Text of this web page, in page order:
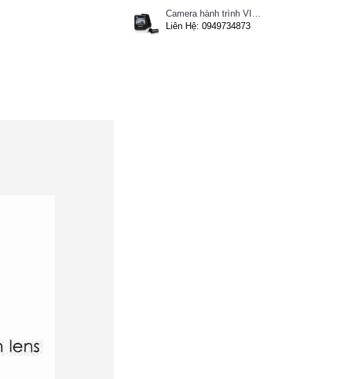
Camera hành trình VIETMAP C62- Ghi hình trước sau, kết nối Wifi
Liên Hệ: 0949734873